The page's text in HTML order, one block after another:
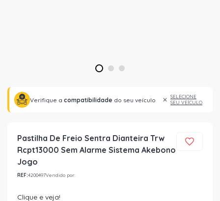
1 2 3
Verifique a compatibilidade do seu veículo
SELECIONE
SEU VEÍCULO
Pastilha De Freio Sentra Dianteira Trw
Rcpt13000 Sem Alarme Sistema Akebono
Jogo
REF:4200497Vendido por:
Clique e veja!